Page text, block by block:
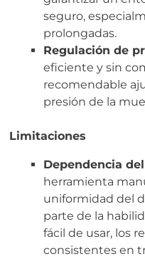
seguro,
prolongadas.
Regulación de
eficiente y sin
recomendable
presión de la
Limitaciones
Dependencia
herramienta
uniformidad del
parte de la
fácil de usar, los
consistentes en